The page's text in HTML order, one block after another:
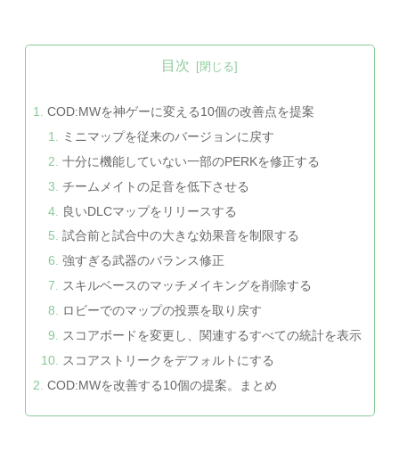
目次
COD:MWを神ゲーに変える10個の改善点を提案
ミニマップを従来のバージョンに戻す
十分に機能していない一部のPERKを修正する
チームメイトの足音を低下させる
良いDLCマップをリリースする
試合前と試合中の大きな効果音を制限する
強すぎる武器のバランス修正
スキルベースのマッチメイキングを削除する
ロビーでのマップの投票を取り戻す
スコアボードを変更し、関連するすべての統計を表示
スコアストリークをデフォルトにする
COD:MWを改善する10個の提案。まとめ